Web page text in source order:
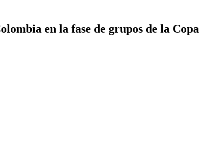
en la fase de grupos de la Copa